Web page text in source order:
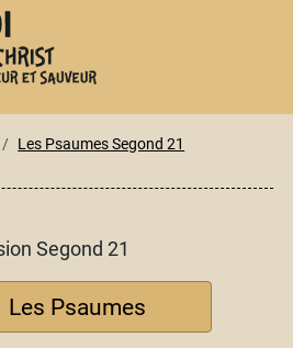
Les Psaumes Segond 21
Segond 21
Les Psaumes